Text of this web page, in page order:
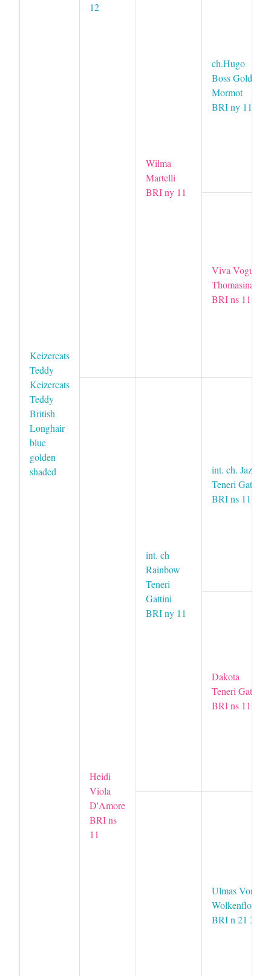
Keizercats
Teddy
Keizercats
Teddy
British
Longhair
blue
golden
shaded
12
Wilma
Martelli
BRI ny 11
ch.Hugo
Boss Golden
Mormot
BRI ny 11
Viva Vogue
Thomasina
BRI ns 11
Heidi
Viola
D'Amore
BRI ns
11
int. ch
Rainbow
Teneri
Gattini
BRI ny 11
int. ch. Jazz
Teneri Gattini
BRI ns 11
Dakota
Teneri Gattini
BRI ns 11
Ulmas Von
Wolkenflocke
BRI n 21 33